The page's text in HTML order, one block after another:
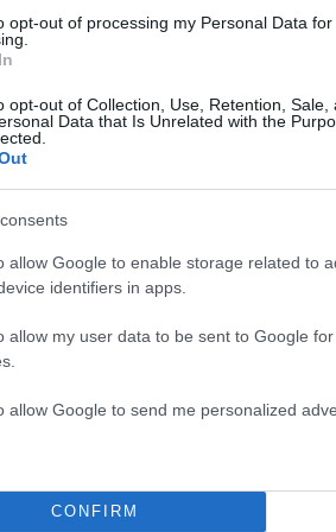
opt-out of processing my Personal Data for
opt-out of Collection, Use, Retention, Sale,
Data that Is Unrelated with the
allow Google to enable storage related to
identifiers in apps.
allow my user data to be sent to Google
allow Google to send me personalized
CONFIRM
Υποβολή σχολίου
2019
ΛΥΔΙΑ ΚΟΝΙΟΡΔΟΥ
το Νewsit.gr στο
για όλη την ειδησεογραφία και τα